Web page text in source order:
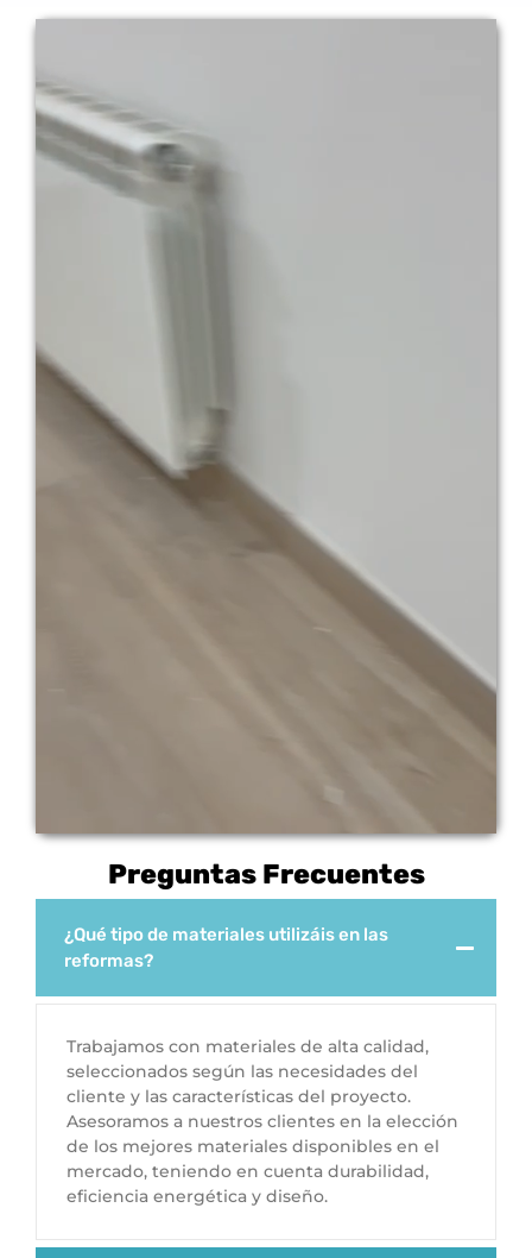
Preguntas Frecuentes
¿Qué tipo de materiales utilizáis en las
reformas?
Trabajamos con materiales de alta calidad,
seleccionados según las necesidades del
cliente y las características del proyecto.
Asesoramos a nuestros clientes en la elección
de los mejores materiales disponibles en el
mercado, teniendo en cuenta durabilidad,
eficiencia energética y diseño.